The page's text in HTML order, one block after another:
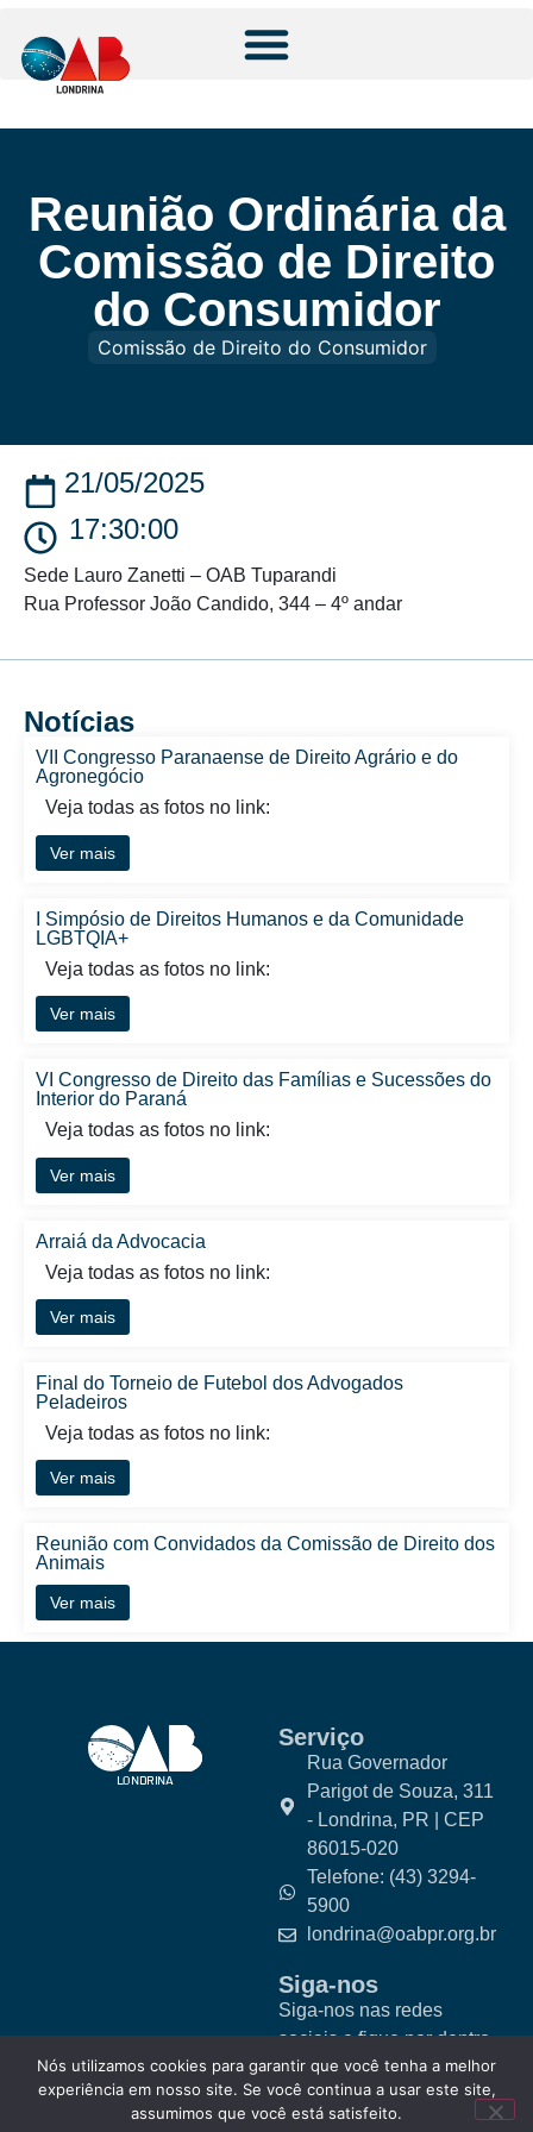
Reunião Ordinária da
Comissão de Direito
do Consumidor
Comissão de Direito do Consumidor
21/05/2025
17:30:00
Sede Lauro Zanetti – OAB Tuparandi
Rua Professor João Candido, 344 – 4º andar
Notícias
VII Congresso Paranaense de Direito Agrário e do
Agronegócio
Veja todas as fotos no link:
Ver mais
I Simpósio de Direitos Humanos e da Comunidade
LGBTQIA+
Veja todas as fotos no link:
Ver mais
VI Congresso de Direito das Famílias e Sucessões do
Interior do Paraná
Veja todas as fotos no link:
Ver mais
Arraiá da Advocacia
Veja todas as fotos no link:
Ver mais
Final do Torneio de Futebol dos Advogados
Peladeiros
Veja todas as fotos no link:
Ver mais
Reunião com Convidados da Comissão de Direito dos
Animais
Ver mais
Serviço
Rua Governador
Parigot de Souza, 311
- Londrina, PR | CEP
86015-020
Telefone: (43) 3294-
5900
londrina@oabpr.org.br
Siga-nos
Siga-nos nas redes
sociais e fique por dentro
das novidades.
Nós utilizamos cookies para garantir que você tenha a melhor
experiência em nosso site. Se você continua a usar este site,
assumimos que você está satisfeito.